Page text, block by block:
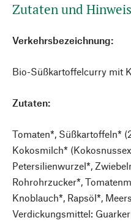
Zutaten und
Verkehrsbezeichnung:
Bio-Süßkartoffelcurry mit
Zutaten:
Tomaten*, Süßkartoffeln*
Kokosmilch*
Petersilienwurzel*,
Rohrohrzucker*,
Knoblauch*, Rapsöl*,
Verdickungsmittel: